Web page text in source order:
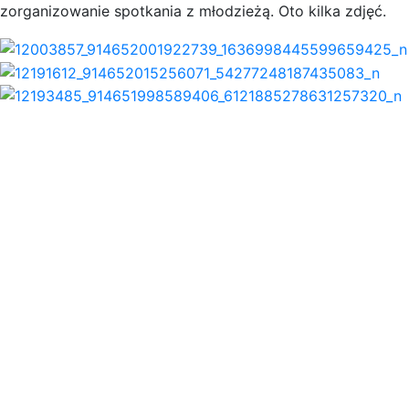
zorganizowanie spotkania z młodzieżą. Oto kilka zdjęć.